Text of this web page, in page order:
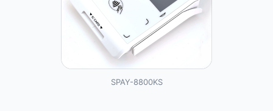
SPAY-8800KS